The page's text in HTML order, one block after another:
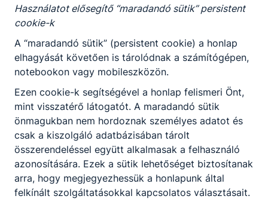
Fogadó óra:
Barnóczky Gábor
László
Szakmai oktató
Ágazattechnikai
ismeretek II. (2020)
Alai rendgyakorlat II.
(2020) Alaki
rendgyakorlat (2020)
Alapszintű katonai
Használatot elősegítő “maradandó sütik” persistent
cookie-k
A “maradandó sütik” (persistent cookie) a honlap
elhagyását követően is tárolódnak a számítógépen,
notebookon vagy mobileszközön.
Ezen cookie-k segítségével a honlap felismeri Önt,
mint visszatérő látogatót. A maradandó sütik
önmagukban nem hordoznak személyes adatot és
csak a kiszolgáló adatbázisában tárolt
összerendeléssel együtt alkalmasak a felhasználó
azonosítására. Ezek a sütik lehetőséget biztosítanak
arra, hogy megjegyezhessük a honlapunk által
felkínált szolgáltatásokkal kapcsolatos választásait.